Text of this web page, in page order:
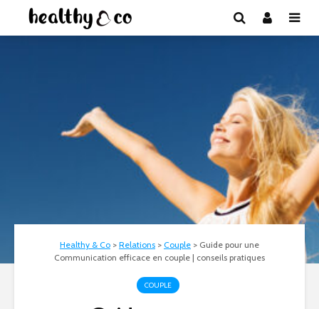
Healthy & Co > Relations > Couple > Guide pour une
Communication efficace en couple | conseils pratiques
COUPLE